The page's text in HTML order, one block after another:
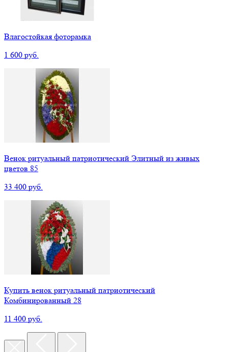
Влагостойкая фоторамка
1 600 руб.
Венок ритуальный патриотический Элитный из живых
цветов 85
33 400 руб.
Купить венок ритуальный патриотический
Комбинированный 28
11 400 руб.